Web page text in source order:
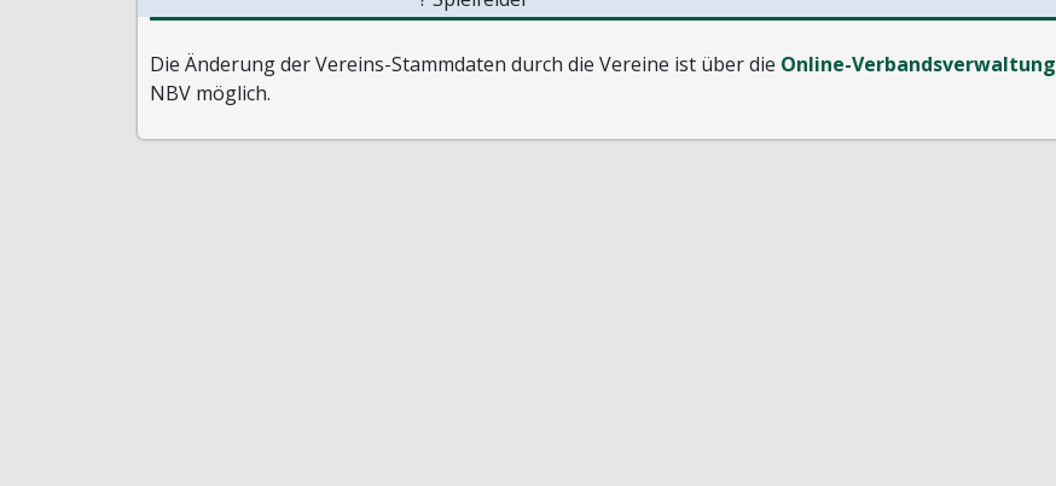
Die Änderung der Vereins-Stammdaten durch die Vereine ist über die Online-Verbandsverwaltung
NBV möglich.